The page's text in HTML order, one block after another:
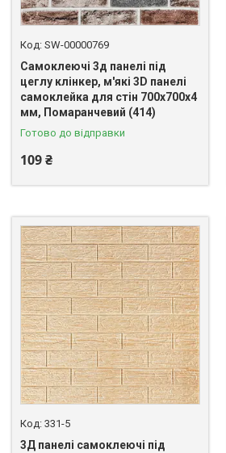
SW-00000769
Самоклеючі 3д панелі під
цеглу клінкер, м'які 3D панелі
самоклейка для стін 700x700x4
мм, Помаранчевий (414)
Готово до відправки
109 ₴
331-5
3Д панелі самоклеючі під